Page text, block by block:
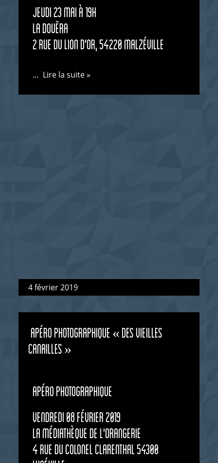
Jeudi 23 mai à 19h
la Douëra
2 rue du Lion d'or, 54220 Malzéville
... Lire la suite »
4 février 2019
APÉRO PHOTOGRAPHIQUE « DES VIEILLES
CANAILLES »
apéro photographique
vendredi 08 février 2019
la médiathèque de l'Orangerie
4 rue du Colonel Clarenthal 54300